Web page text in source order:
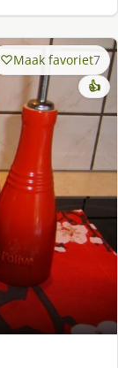
Maak favoriet7
👍